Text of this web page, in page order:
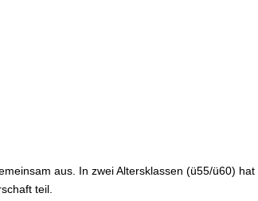
aus. In zwei Altersklassen (ü55/ü60)
teil.